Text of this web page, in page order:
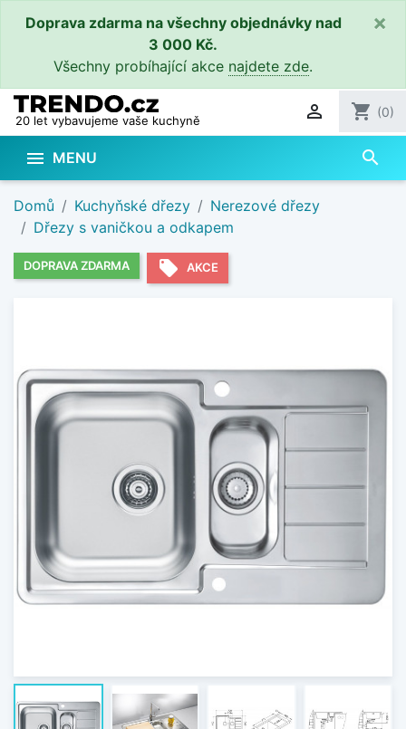
Doprava zdarma na všechny objednávky nad
3 000 Kč.
Všechny probíhající akce najdete zde.
×
20 let vybavujeme vaše kuchyně  shopping_cart (0)
 MENU search
Domů Kuchyňské dřezy
Nerezové dřezy
Dřezy s vaničkou a odkapem
DOPRAVA ZDARMA local_offer AKCE